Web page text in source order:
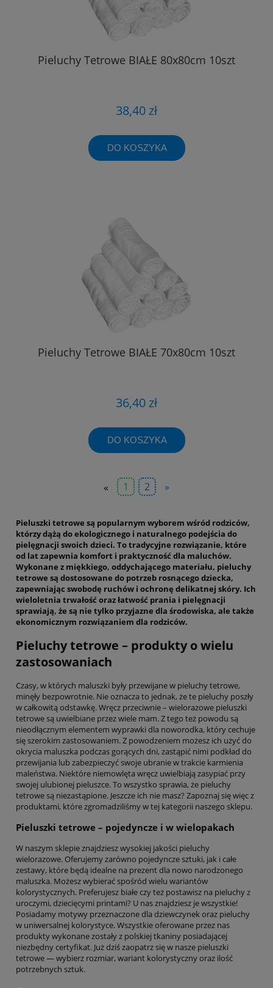
Pieluchy Tetrowe BIAŁE 80x80cm 10szt
38,40 zł
DO KOSZYKA
Pieluchy Tetrowe BIAŁE 70x80cm 10szt
36,40 zł
DO KOSZYKA
« 1 2 »
Pieluszki tetrowe są popularnym wyborem wśród rodziców,
którzy dążą do ekologicznego i naturalnego podejścia do
pielęgnacji swoich dzieci. To tradycyjne rozwiązanie, które
od lat zapewnia komfort i praktyczność dla maluchów.
Wykonane z miękkiego, oddychającego materiału, pieluchy
tetrowe są dostosowane do potrzeb rosnącego dziecka,
zapewniając swobodę ruchów i ochronę delikatnej skóry. Ich
wieloletnia trwałość oraz łatwość prania i pielęgnacji
sprawiają, że są nie tylko przyjazne dla środowiska, ale także
ekonomicznym rozwiązaniem dla rodziców.
Pieluchy tetrowe – produkty o wielu
zastosowaniach
Czasy, w których maluszki były przewijane w pieluchy tetrowe,
minęły bezpowrotnie. Nie oznacza to jednak, że te pieluchy poszły
w całkowitą odstawkę. Wręcz przeciwnie – wielorazowe pieluszki
tetrowe są uwielbiane przez wiele mam. Z tego też powodu są
nieodłącznym elementem wyprawki dla noworodka, który cechuje
się szerokim zastosowaniem. Z powodzeniem możesz ich użyć do
okrycia maluszka podczas gorących dni, zastąpić nimi podkład do
przewijania lub zabezpieczyć swoje ubranie w trakcie karmienia
maleństwa. Niektóre niemowlęta wręcz uwielbiają zasypiać przy
swojej ulubionej pieluszce. To wszystko sprawia, że pieluchy
tetrowe są niezastąpione. Jeszcze ich nie masz? Zapoznaj się więc z
produktami, które zgromadziliśmy w tej kategorii naszego sklepu.
Pieluszki tetrowe – pojedyncze i w wielopakach
W naszym sklepie znajdziesz wysokiej jakości pieluchy
wielorazowe. Oferujemy zarówno pojedyncze sztuki, jak i całe
zestawy, które będą idealne na prezent dla nowo narodzonego
maluszka. Możesz wybierać spośród wielu wariantów
kolorystycznych. Preferujesz białe czy też postawisz na pieluchy z
uroczymi, dziecięcymi printami? U nas znajdziesz je wszystkie!
Posiadamy motywy przeznaczone dla dziewczynek oraz pieluchy
w uniwersalnej kolorystyce. Wszystkie oferowane przez nas
produkty wykonane zostały z polskiej tkaniny posiadającej
niezbędny certyfikat. Już dziś zaopatrz się w nasze pieluszki
tetrowe — wybierz rozmiar, wariant kolorystyczny oraz ilość
potrzebnych sztuk.